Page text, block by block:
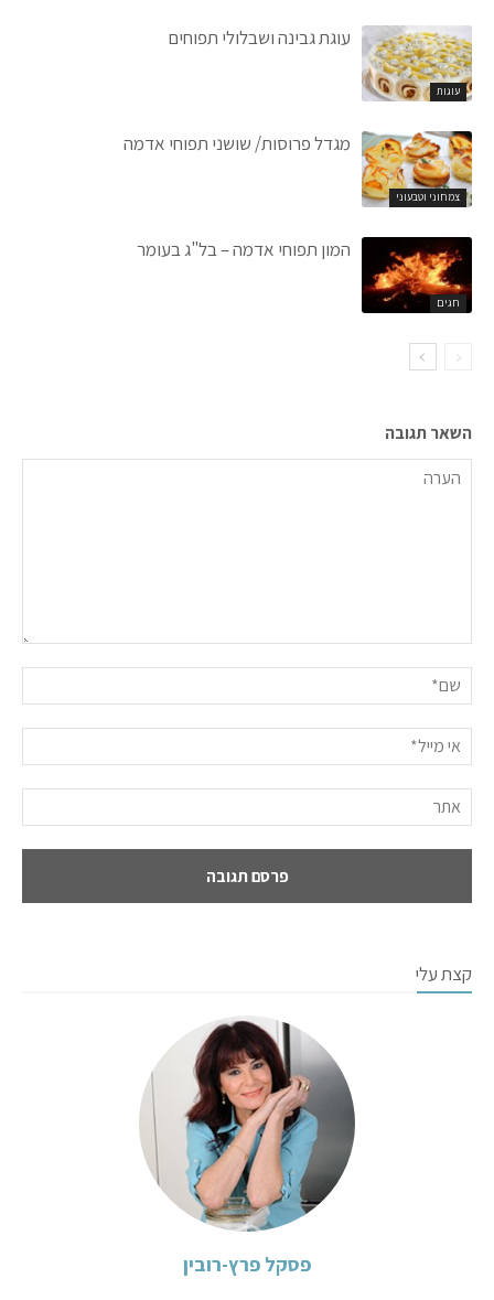
עוגות
עוגת גבינה ושבלולי תפוחים
צמחוני וטבעוני
מגדל פרוסות/ שושני תפוחי אדמה
חגים
המון תפוחי אדמה – בל"ג בעומר
השאר תגובה
קצת עלי
פסקל פרץ-רובין